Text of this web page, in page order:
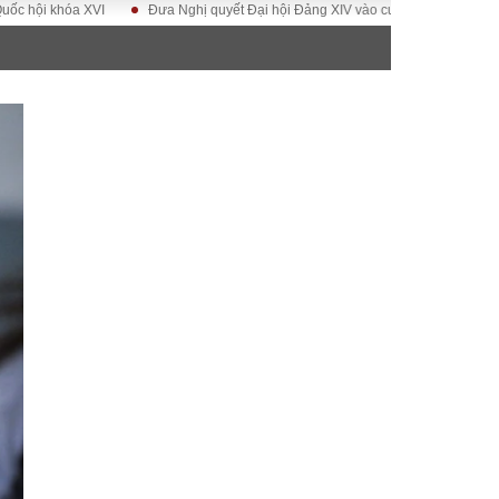
– Đô thị
XVI Đưa Nghị quyết Đại hội Đảng XIV vào cuộc sống